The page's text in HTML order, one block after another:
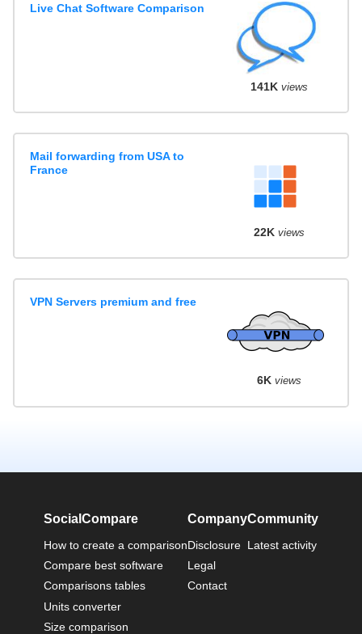
Live Chat Software Comparison
141K views
Mail forwarding from USA to
France
22K views
VPN Servers premium and free
6K views
SocialCompare
How to create a comparison
Compare best software
Comparisons tables
Units converter
Size comparison
Company
Disclosure
Legal
Contact
Community
Latest activity